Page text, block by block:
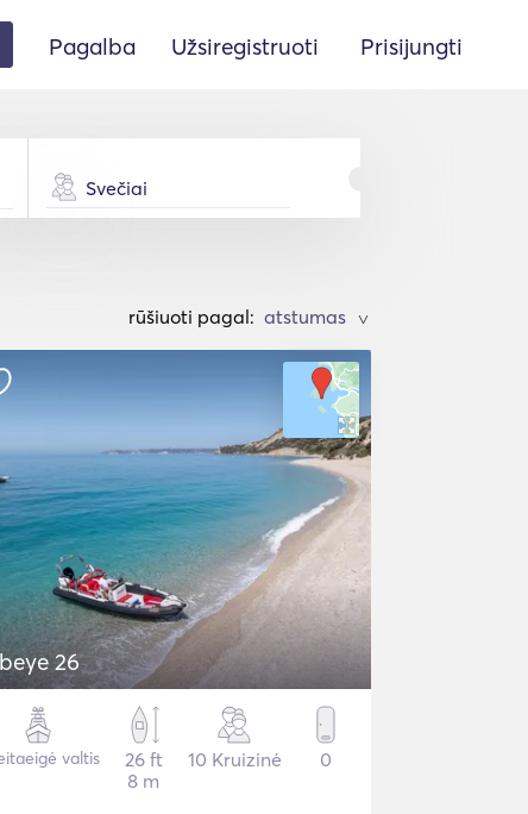
Pagalba Užsiregistruoti Prisijungti
Svečiai
rūšiuoti pagal: >
26
valtis
26 ft
8 m
10 Kruizinė 0